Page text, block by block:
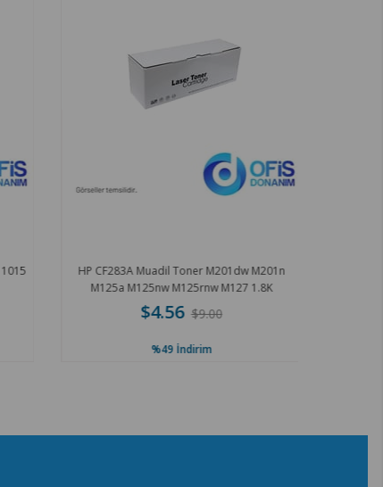
HP CF283A Muadil Toner M201dw M201n
M125a M125nw M125rnw M127 1.8K
$4.56 $9.00
%49İndirim